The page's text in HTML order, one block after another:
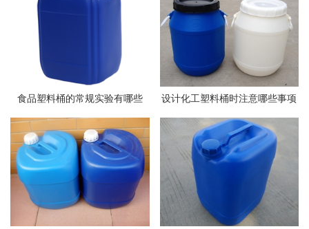
食品塑料桶的常规实验有哪些 设计化工塑料桶时注意哪些事项